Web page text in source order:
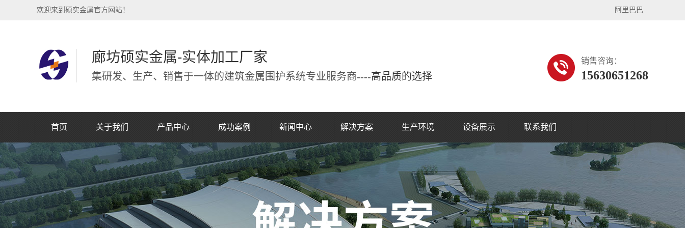
欢迎来到硕实金属官方网站！ 阿里巴巴
廊坊硕实金属-实体加工厂家
集研发、生产、销售于一体的建筑金属围护系统专业服务商----高品质的选择
销售咨询：
15630651268
首页 关于我们 产品中心 成功案例 新闻中心 解决方案 生产环境 设备展示 联系我们